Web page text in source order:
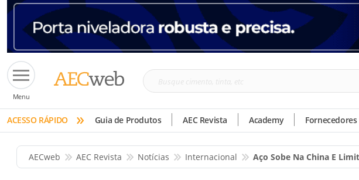
Menu
Busque
tinta,
etc
ACESSO RÁPIDO » Guia de Produtos AEC Revista Academy Fornecedores
AECweb AEC Revista Notícias Internacional Aço Sobe Na China E